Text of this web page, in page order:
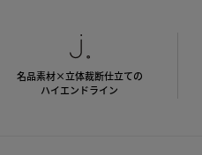
名品素材×立体裁断仕立ての
ハイエンドライン